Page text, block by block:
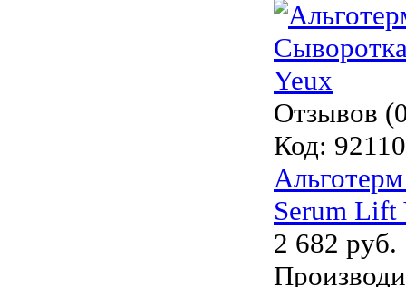
Отзывов
Код:
Serum Lift
2 682 руб.